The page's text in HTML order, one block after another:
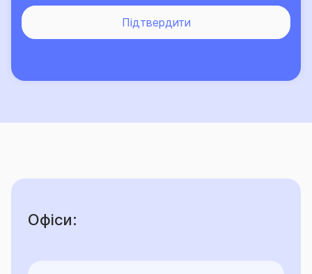
Підтвердити
Офіси: